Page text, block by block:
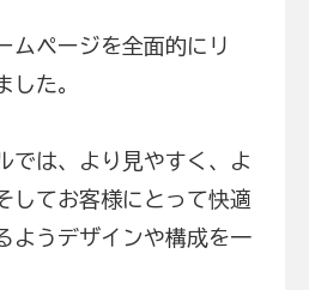
ムページを全面的にリ
した。
では、より見やすく、よ
してお客様にとって快適
ようデザインや構成を一